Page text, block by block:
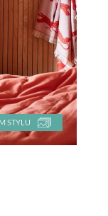
STYLU